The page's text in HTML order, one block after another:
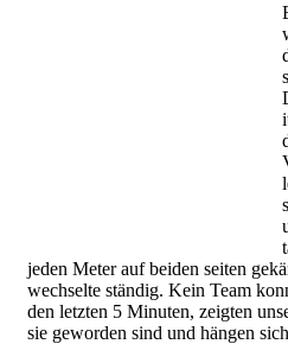
jeden Meter auf beiden seiten
wechselte ständig. Kein Team
den letzten 5 Minuten, zeigten
sie geworden sind und hängen